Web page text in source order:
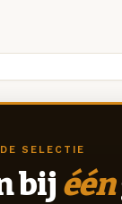
DE SELECTIE
bij één